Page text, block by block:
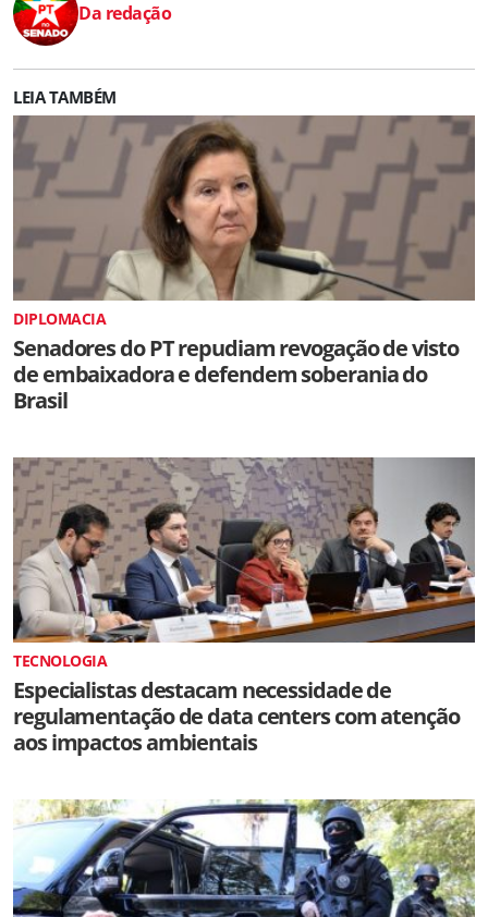
Da redação
LEIA TAMBÉM
DIPLOMACIA
Senadores do PT repudiam revogação de visto
de embaixadora e defendem soberania do
Brasil
TECNOLOGIA
Especialistas destacam necessidade de
regulamentação de data centers com atenção
aos impactos ambientais